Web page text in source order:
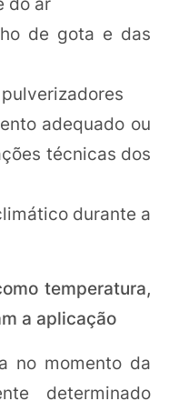
de gota e das
adequado ou
técnicas dos
durante a
temperatura,
a aplicação
no momento da
determinado